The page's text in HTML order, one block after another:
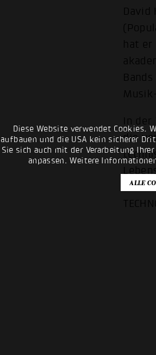
Diese Website verwendet Cookies.
aufbauen und die USA kein sicherer
Sie sich auch mit der Verarbeitung
anpassen. Weitere
David
hat
In der
die